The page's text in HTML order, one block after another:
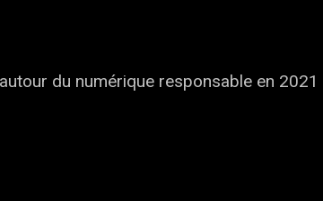
du numérique responsable en 2021